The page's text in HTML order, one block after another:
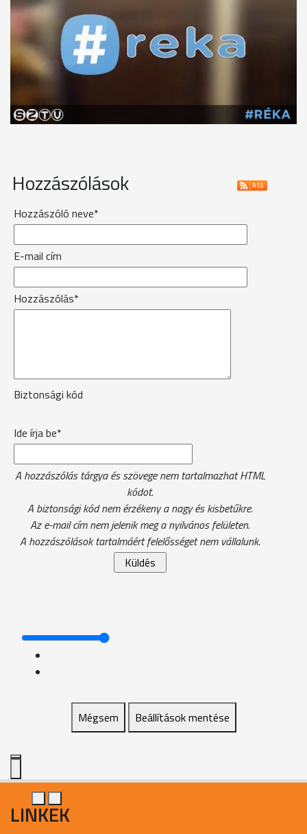
Hozzászólások
Hozzászóló neve*
E-mail cím
Hozzászólás*
Biztonsági kód
Ide írja be*
A hozzászólás tárgya és szövege nem tartalmazhat HTML
kódot.
A biztonsági kód nem érzékeny a nagy és kisbetűkre.
Az e-mail cím nem jelenik meg a nyilvános felületen.
A hozzászólások tartalmáért felelősséget nem vállalunk.
Mégsem Beállítások mentése
LINKEK